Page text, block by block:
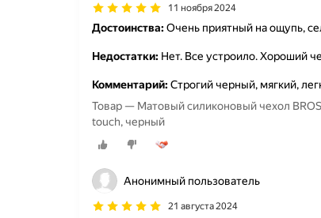
11 ноября 2024
Достоинства:Очень приятный на ощупь,
Недостатки: Нет. Все устроило. Хороший
Комментарий:Строгий черный, мягкий,
Товар — Матовый силиконовый чехол
touch, черный
Анонимный пользователь
21 августа 2024